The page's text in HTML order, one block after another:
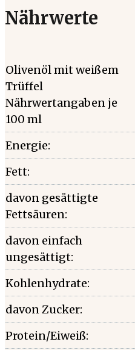
Nährwerte
Olivenöl mit weißem
Trüffel
Nährwertangaben je
100 ml
Energie:
Fett:
davon gesättigte
Fettsäuren:
davon einfach
ungesättigt:
Kohlenhydrate:
davon Zucker:
Protein/Eiweiß: